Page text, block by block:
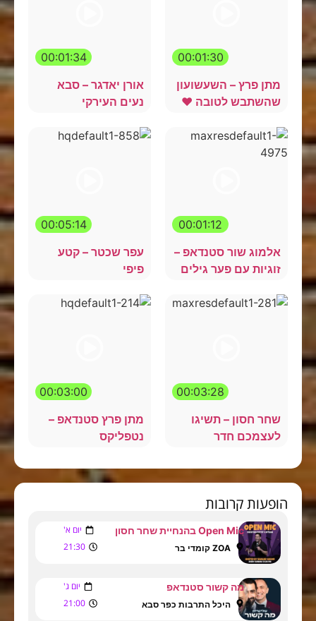
00:01:30
מתן פרץ – השעשועון
שהשתבש לטובה ❤️
00:01:34
אורן יאדגר – סבא
נעים העירקי
00:01:12
אלמוג שור סטנדאפ –
זוגיות עם פער גילים
00:05:14
עפר שכטר – קטע
פיפי
00:03:28
שחר חסון – תשיגו
לעצמכם חדר
00:03:00
מתן פרץ סטנדאפ –
נטפליקס
הופעות קרובות
Open Mic בהנחיית שחר חסון יום א'
ZOA קומדי בר 21:30
מה קשור סטנדאפ יום ג'
היכל התרבות כפר סבא 21:00